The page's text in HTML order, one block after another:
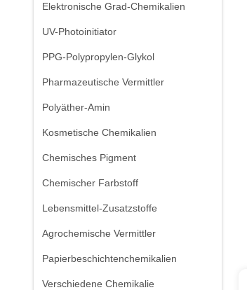
Elektronische Grad-Chemikalien
UV-Photoinitiator
PPG-Polypropylen-Glykol
Pharmazeutische Vermittler
Polyäther-Amin
Kosmetische Chemikalien
Chemisches Pigment
Chemischer Farbstoff
Lebensmittel-Zusatzstoffe
Agrochemische Vermittler
Papierbeschichtenchemikalien
Verschiedene Chemikalie